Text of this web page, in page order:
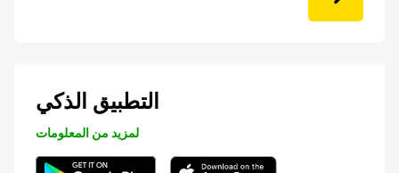
التطبيق الذكي
لمزيد من المعلومات